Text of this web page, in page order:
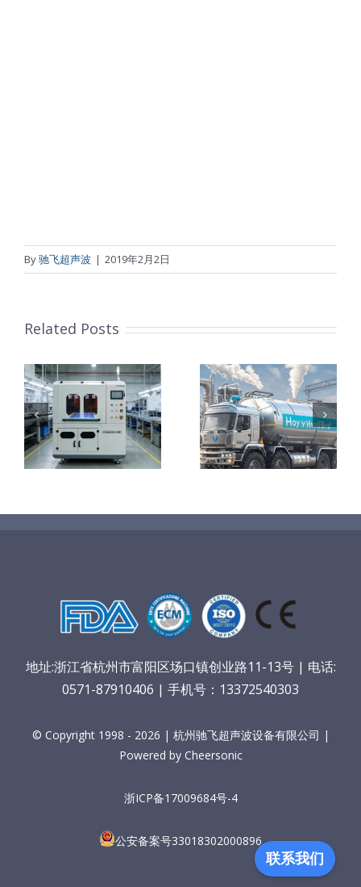
By驰飞超声波 | 2019年2月2日
Related Posts
认识氢、了解
氢、守护氢安
全
电解槽研报
地址:浙江省杭州市富阳区场口镇创业路11-13号 | 电话:
0571-87910406 | 手机号：13372540303
© Copyright 1998 - 2026 | 杭州驰飞超声波设备有限公司 |
Powered by Cheersonic
浙ICP备17009684号-4
公安备案号33018302000896
联系我们